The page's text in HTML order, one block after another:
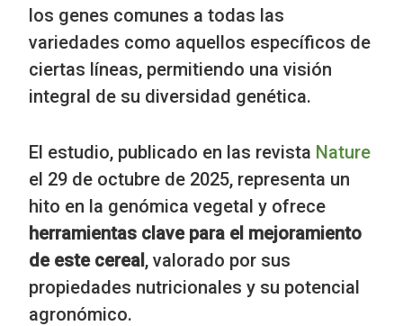
los genes comunes a todas las
variedades como aquellos específicos de
ciertas líneas, permitiendo una visión
integral de su diversidad genética.
El estudio, publicado en las revista Nature
el 29 de octubre de 2025, representa un
hito en la genómica vegetal y ofrece
herramientas clave para el mejoramiento
de este cereal, valorado por sus
propiedades nutricionales y su potencial
agronómico.